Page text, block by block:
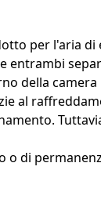
per l'aria
entrambi
della
al
o di